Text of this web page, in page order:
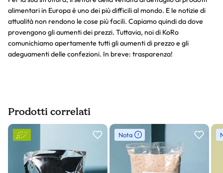
alimentari in Europa è uno dei più difficili al mondo. E le notizie di
attualità non rendono le cose più facili. Capiamo quindi da dove
provengono gli aumenti dei prezzi. Tuttavia, noi di KoRo
comunichiamo apertamente tutti gli aumenti di prezzo e gli
adeguamenti delle confezioni. In breve: trasparenza!
Prodotti correlati
Slider prodotto
Nota